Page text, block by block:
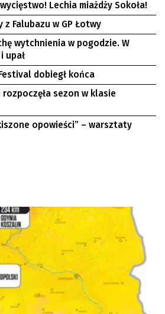
Lechia miażdży Sokoła!
Falubazu w GP Łotwy
wytchnienia w pogodzie. W
upał
dobiegł końca
sezon w klasie
opowieści” – warsztaty